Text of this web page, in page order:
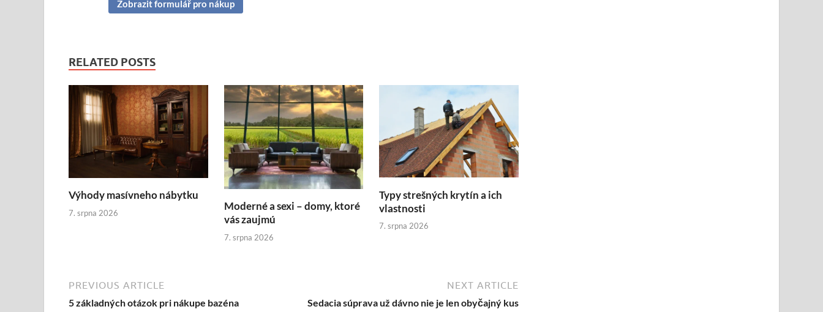
Zobrazit formulář pro nákup
RELATED POSTS
Výhody masívneho nábytku
7. srpna 2026
Moderné a sexi – domy, ktoré
vás zaujmú
7. srpna 2026
Typy strešných krytín a ich
vlastnosti
7. srpna 2026
PREVIOUS ARTICLE
5 základných otázok pri nákupe bazéna
NEXT ARTICLE
Sedacia súprava už dávno nie je len obyčajný kus